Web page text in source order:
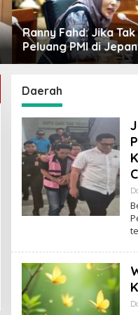
Idrus Marham:
SOKSI 15 Tahun
Golkar Akui Hanya
Daerah